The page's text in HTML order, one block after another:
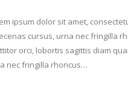
ipsum dolor sit amet,
cursus, urna nec fringilla
orci, lobortis sagittis diam
nec fringilla rhoncus…